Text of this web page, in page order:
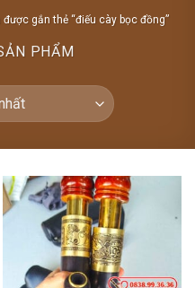
được gắn thẻ “điếu cày bọc đồng”
PHẨM